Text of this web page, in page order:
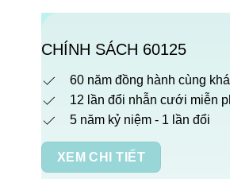
CHÍNH SÁCH 60125
60 năm đồng hành cùng
12 lần đổi nhẫn cưới miễn
5 năm kỷ niệm - 1 lần đổi
XEM CHI TIẾT